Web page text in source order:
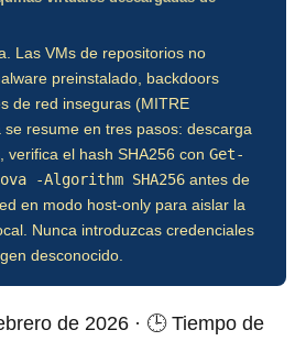
Las VMs de repositorios no
preinstalado, backdoors
de red inseguras (MITRE
resume en tres pasos: descarga
verifica el hash SHA256 con Get-
-Algorithm SHA256 antes de
en modo host-only para aislar la
Nunca introduzcas credenciales
desconocido.
de 2026 · 🕒 Tiempo de